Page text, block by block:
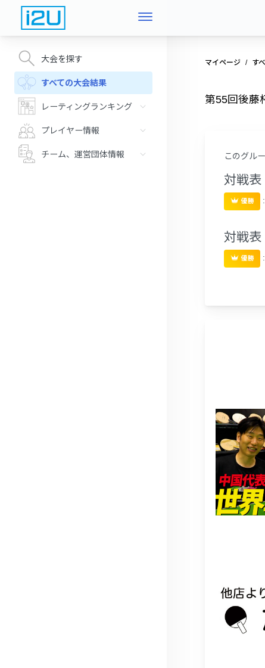
大会を探す
すべての大会結果
レーティングランキング
プレイヤー情報
チーム、運営団体情報
マイページ す
第55回後藤
このグル
対戦表
優勝 :
対戦表
優勝 :